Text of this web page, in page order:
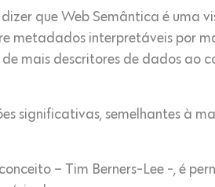
que Web Semântica é uma
metadados interpretáveis por
mais descritores de dados ao
significativas, semelhantes à
– Tim Berners-Lee -, é